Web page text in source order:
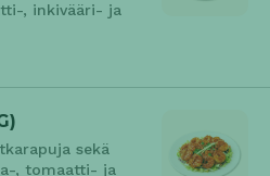
, inkivääri- ja
sekä
, tomaatti- ja